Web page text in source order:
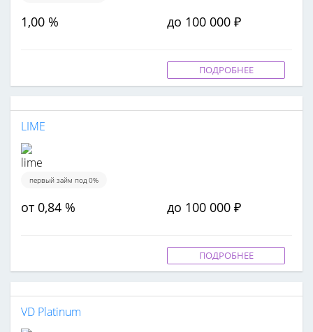
1,00 % до 100 000 ₽
ПОДРОБНЕЕ
LIME
первый займ под 0%
от 0,84 % до 100 000 ₽
ПОДРОБНЕЕ
VD Platinum